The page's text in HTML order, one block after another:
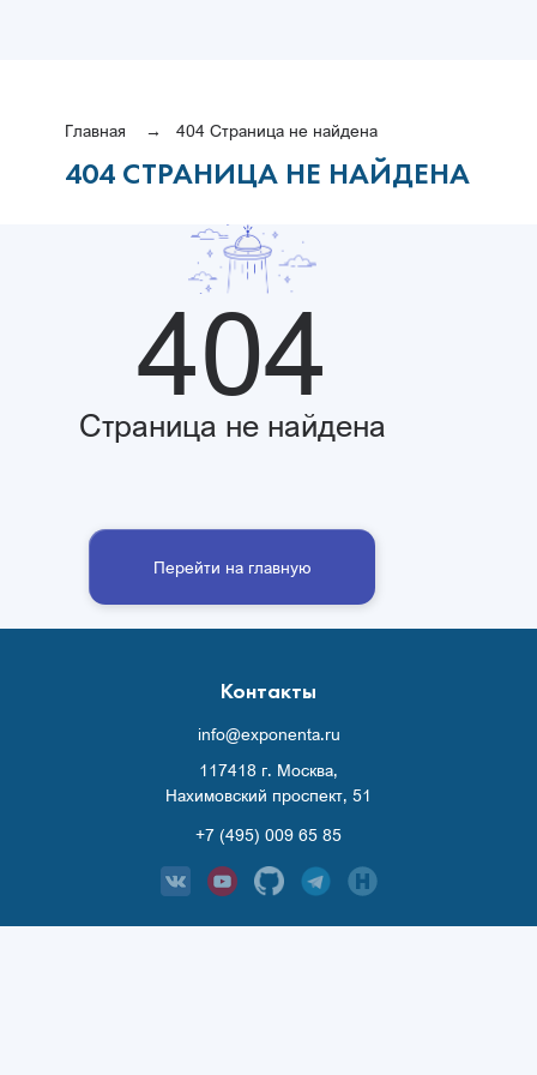
Главная 404 Страница не найдена
404 СТРАНИЦА НЕ НАЙДЕНА
404
Страница не найдена
Перейти на главную
Контакты
info@exponenta.ru
117418 г. Москва,
Нахимовский проспект, 51
+7 (495) 009 65 85